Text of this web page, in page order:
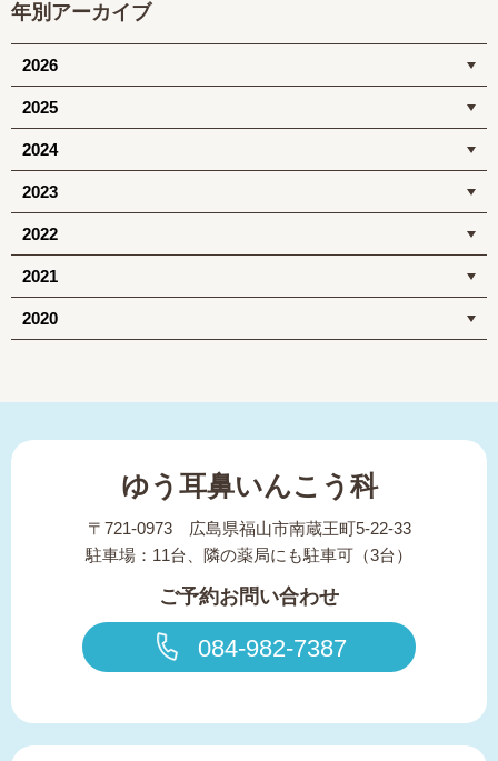
年別アーカイブ
2026
2025
2024
2023
2022
2021
2020
ゆう耳鼻いんこう科
〒721-0973 広島県福山市南蔵王町5-22-33
駐車場：11台、隣の薬局にも駐車可（3台）
ご予約お問い合わせ
084-982-7387